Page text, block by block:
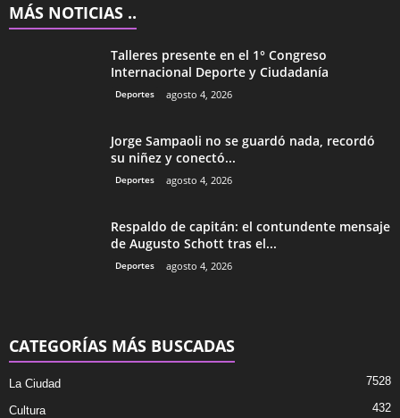
MÁS NOTICIAS ..
Talleres presente en el 1° Congreso
Internacional Deporte y Ciudadanía
Deportes agosto 4, 2026
Jorge Sampaoli no se guardó nada, recordó
su niñez y conectó...
Deportes agosto 4, 2026
Respaldo de capitán: el contundente mensaje
de Augusto Schott tras el...
Deportes agosto 4, 2026
CATEGORÍAS MÁS BUSCADAS
La Ciudad 7528
Cultura 432